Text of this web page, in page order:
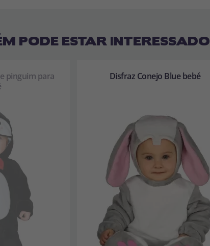
PODE ESTAR INTERESSADO
pinguim para
Disfraz Conejo Blue bebé